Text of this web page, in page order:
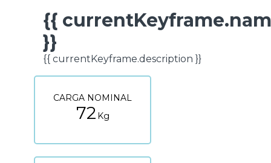
{{
}}
{{ currentKeyframe.description }}
FICHA TÉCNICA
CARGA NOMINAL
72Kg